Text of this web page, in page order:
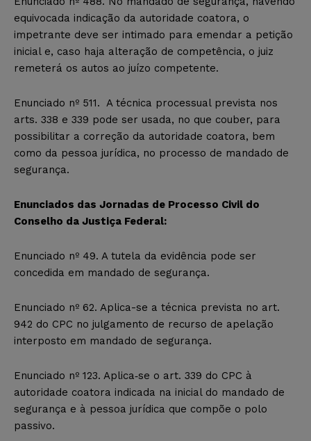
equivocada indicação da autoridade coatora, o
impetrante deve ser intimado para emendar a petição
inicial e, caso haja alteração de competência, o juiz
remeterá os autos ao juízo competente.
Enunciado nº 511. A técnica processual prevista nos
arts. 338 e 339 pode ser usada, no que couber, para
possibilitar a correção da autoridade coatora, bem
como da pessoa jurídica, no processo de mandado de
segurança.
Enunciados das Jornadas de Processo Civil do
Conselho da Justiça Federal:
Enunciado nº 49. A tutela da evidência pode ser
concedida em mandado de segurança.
Enunciado nº 62. Aplica-se a técnica prevista no art.
942 do CPC no julgamento de recurso de apelação
interposto em mandado de segurança.
Enunciado nº 123. Aplica‐se o art. 339 do CPC à
autoridade coatora indicada na inicial do mandado de
segurança e à pessoa jurídica que compõe o polo
passivo.